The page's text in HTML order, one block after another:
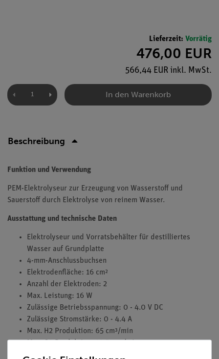
Lieferzeit: Vorrätig
476,00 EUR
566,44 EUR inkl. MwSt.
In den Warenkorb
Beschreibung
Funktion und Verwendung
PEM-Elektrolyseur zur Erzeugung von Wasserstoff und
Sauerstoff durch Elektrolyse von reinem Wasser.
Ausstattung und technische Daten
Elektrolyseur und Vorratsbehälter für destilliertes
Wasser auf Grundplatte
4-mm-Anschlussbuchsen
Elektrodenfläche: 16 cm²
Anzahl der Elektroden: 2
Max. Leistung: 16 W
Zulässige Betriebsspannung: 0 - 4.0 V DC
Zulässige Stromstärke: 0 - 4.4 A
Max. H2 Produktion: 65 cm³/min